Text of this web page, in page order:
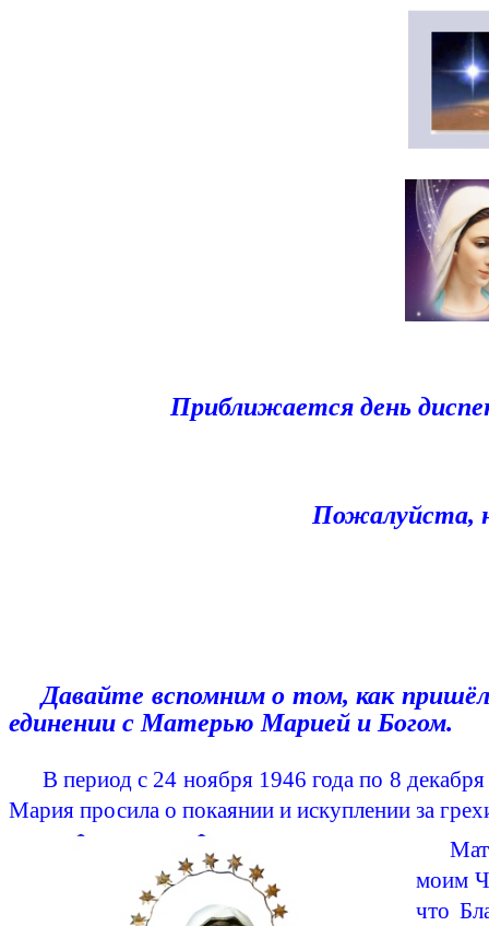
Приближается день
Пожалуйста,
Давайте вспомним о том, как
единении с Матерью Марией и Богом.
В период с 24 ноября 1946 года по 8
Мария просила о покаянии и искуплении за
моим
что